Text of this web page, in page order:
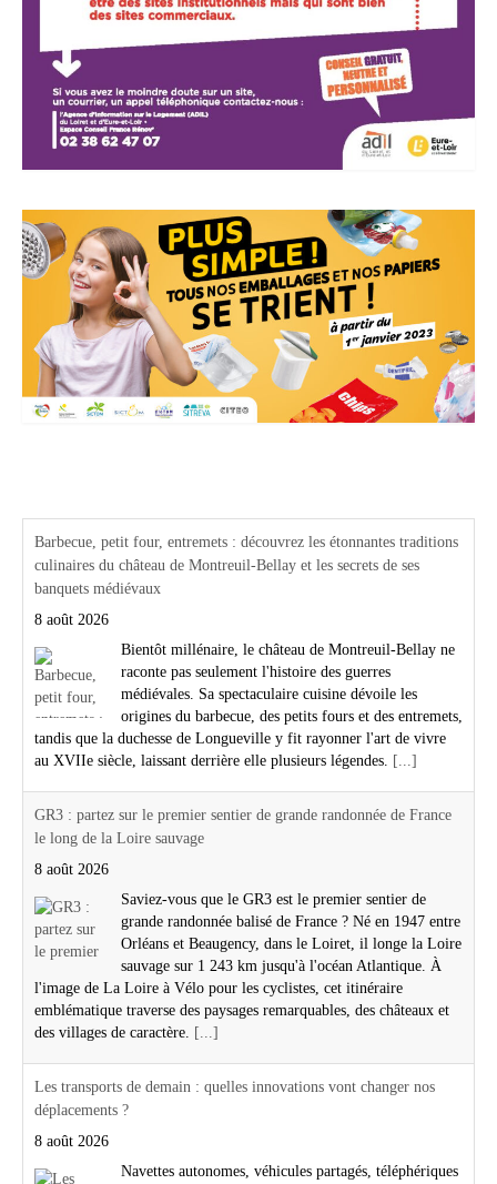
Barbecue, petit four, entremets : découvrez les étonnantes traditions
culinaires du château de Montreuil-Bellay et les secrets de ses
banquets médiévaux
8 août 2026
Bientôt millénaire, le château de Montreuil-Bellay ne
raconte pas seulement l'histoire des guerres
médiévales. Sa spectaculaire cuisine dévoile les
origines du barbecue, des petits fours et des entremets,
tandis que la duchesse de Longueville y fit rayonner l'art de vivre
au XVIIe siècle, laissant derrière elle plusieurs légendes. [...]
GR3 : partez sur le premier sentier de grande randonnée de France
le long de la Loire sauvage
8 août 2026
Saviez-vous que le GR3 est le premier sentier de
grande randonnée balisé de France ? Né en 1947 entre
Orléans et Beaugency, dans le Loiret, il longe la Loire
sauvage sur 1 243 km jusqu'à l'océan Atlantique. À
l'image de La Loire à Vélo pour les cyclistes, cet itinéraire
emblématique traverse des paysages remarquables, des châteaux et
des villages de caractère. [...]
Les transports de demain : quelles innovations vont changer nos
déplacements ?
8 août 2026
Navettes autonomes, véhicules partagés, téléphériques